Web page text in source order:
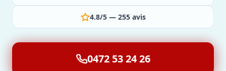
4.8/5 — 255 avis
0472 53 24 26